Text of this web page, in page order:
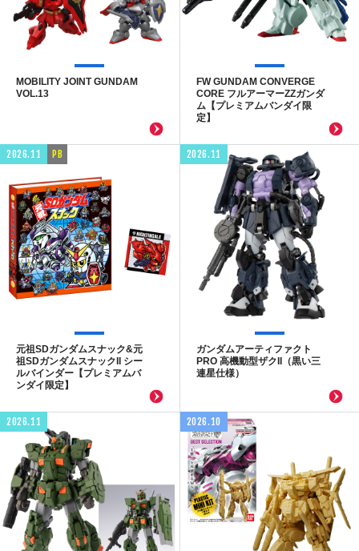
MOBILITY JOINT GUNDAM
VOL.13
FW GUNDAM CONVERGE
CORE フルアーマーZZガンダ
ム【プレミアムバンダイ限
定】
2026.11 PB
元祖SDガンダムスナック&元
祖SDガンダムスナックII シー
ルバインダー【プレミアムバ
ンダイ限定】
2026.11
ガンダムアーティファクト
PRO 高機動型ザクII（黒い三
連星仕様）
2026.11 2026.10